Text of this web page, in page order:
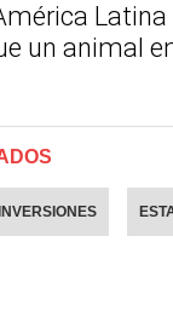
un animal
INVERSIONES